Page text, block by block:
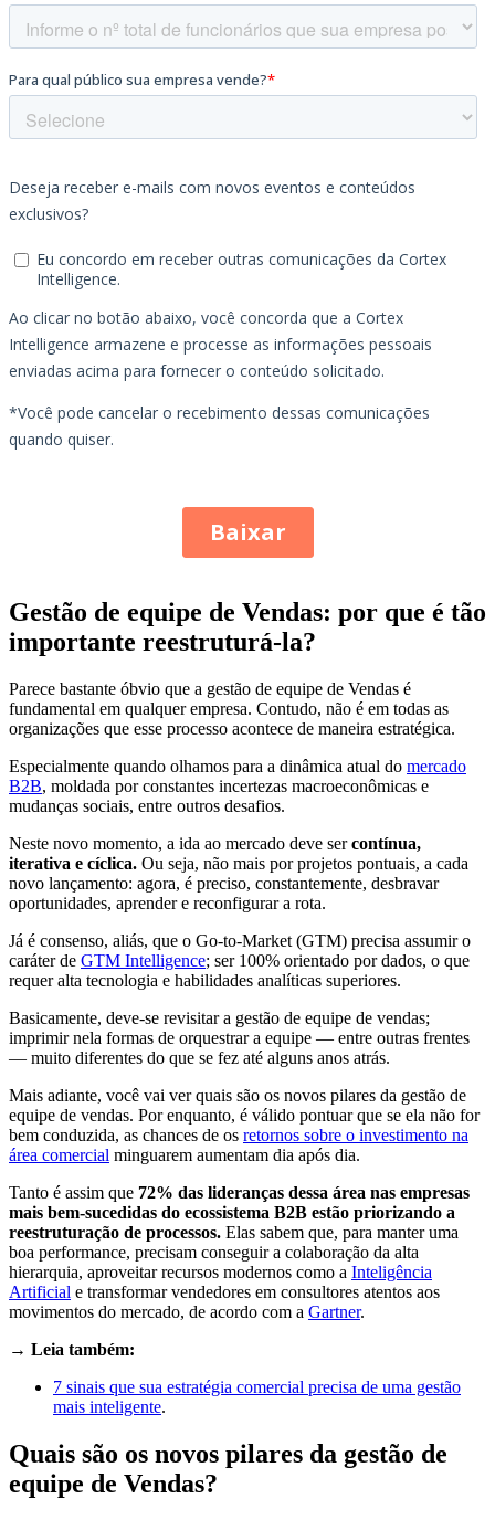
Gestão de equipe de Vendas: por que é tão
importante reestruturá-la?
Parece bastante óbvio que a gestão de equipe de Vendas é
fundamental em qualquer empresa. Contudo, não é em todas as
organizações que esse processo acontece de maneira estratégica.
Especialmente quando olhamos para a dinâmica atual do mercado
B2B, moldada por constantes incertezas macroeconômicas e
mudanças sociais, entre outros desafios.
Neste novo momento, a ida ao mercado deve sercontínua,
iterativa e cíclica. Ou seja, não mais por projetos pontuais, a cada
novo lançamento: agora, é preciso, constantemente, desbravar
oportunidades, aprender e reconfigurar a rota.
Já é consenso, aliás, que o Go-to-Market (GTM) precisa assumir o
caráter de GTM Intelligence; ser 100% orientado por dados, o que
requer alta tecnologia e habilidades analíticas superiores.
Basicamente, deve-se revisitar a gestão de equipe de vendas;
imprimir nela formas de orquestrar a equipe — entre outras frentes
— muito diferentes do que se fez até alguns anos atrás.
Mais adiante, você vai ver quais são os novos pilares da gestão de
equipe de vendas. Por enquanto, é válido pontuar que se ela não for
bem conduzida, as chances de os retornos sobre o investimento na
área comercial minguarem aumentam dia após dia.
Tanto é assim que 72% das lideranças dessa área nas empresas
mais bem-sucedidas do ecossistema B2B estão priorizando a
reestruturação de processos. Elas sabem que, para manter uma
boa performance, precisam conseguir a colaboração da alta
hierarquia, aproveitar recursos modernos como a Inteligência
Artificial e transformar vendedores em consultores atentos aos
movimentos do mercado, de acordo com a Gartner.
→ Leia também:
7 sinais que sua estratégia comercial precisa de uma gestão
mais inteligente.
Quais são os novos pilares da gestão de
equipe de Vendas?